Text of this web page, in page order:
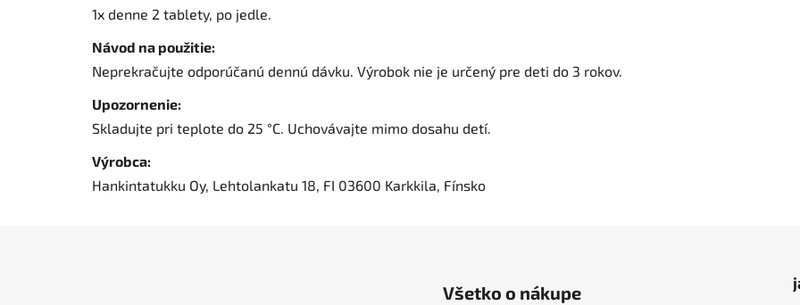
1x denne 2 tablety, po jedle.
Návod na použitie:
Neprekračujte odporúčanú dennú dávku. Výrobok nie je určený pre deti do 3 rokov.
Upozornenie:
Skladujte pri teplote do 25 °C. Uchovávajte mimo dosahu detí.
Výrobca:
Hankintatukku Oy, Lehtolankatu 18, FI 03600 Karkkila, Fínsko
Všetko o nákupe